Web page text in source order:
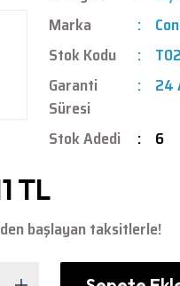
Marka
Stok Kodu
Garanti
Süresi
24
Stok Adedi 6
TL
başlayan taksitlerle!